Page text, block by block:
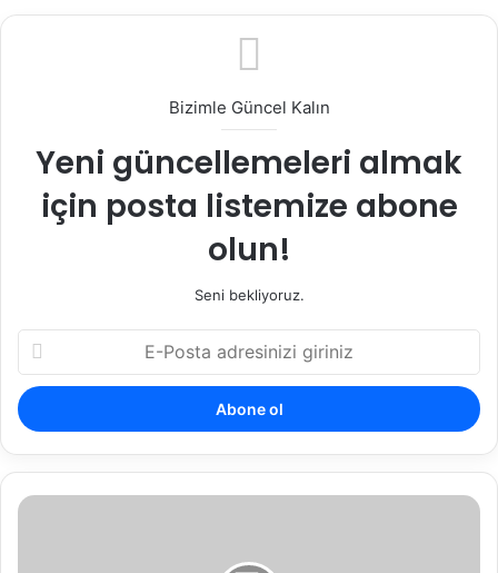
Bizimle Güncel Kalın
Yeni güncellemeleri almak
için posta listemize abone
olun!
Seni bekliyoruz.
Posta
adresinizi
giriniz
ALTINCI